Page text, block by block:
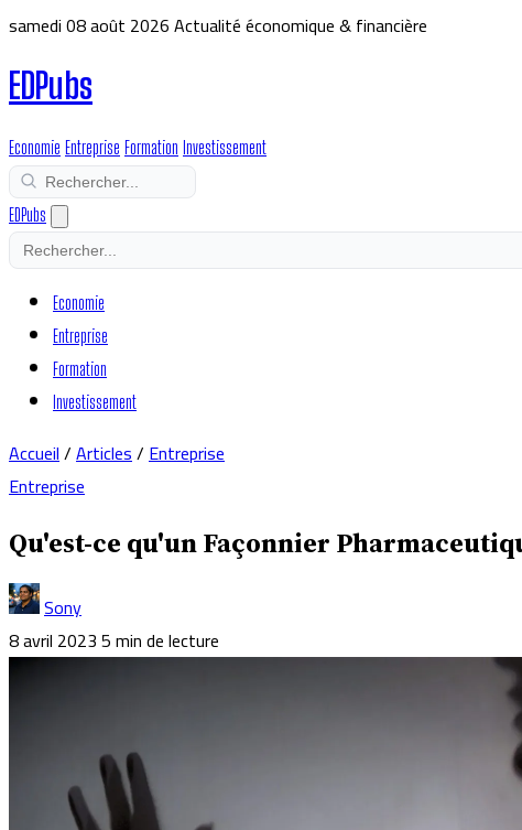
samedi 08 août 2026Actualité économique & financière
EDPubs
Economie Entreprise Formation Investissement
EDPubs
Economie
Entreprise
Formation
Investissement
Accueil/Articles/Entreprise
Entreprise
Qu'est-ce qu'un Façonnier
Sony
8 avril 20235 min de lecture